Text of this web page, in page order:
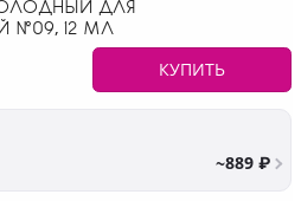
ДЛЯ
№09, 12 МЛ
КУПИТЬ
~889 ₽